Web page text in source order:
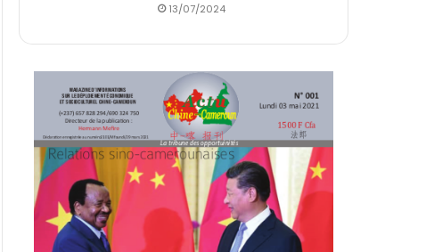
13/07/2024